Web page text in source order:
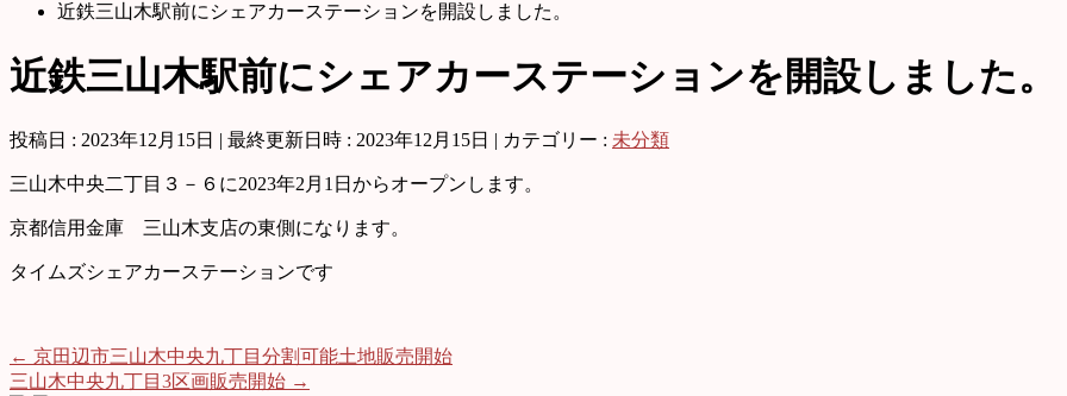
近鉄三山木駅前にシェアカーステーションを開設しました。
近鉄三山木駅前にシェアカーステーションを開設しました。
投稿日 : 2023年12月15日 最終更新日時 : 2023年12月15日 カテゴリー : 未分類
三山木中央二丁目３－６に2023年2月1日からオープンします。
京都信用金庫 三山木支店の東側になります。
タイムズシェアカーステーションです
← 京田辺市三山木中央九丁目分割可能土地販売開始
三山木中央九丁目3区画販売開始 →